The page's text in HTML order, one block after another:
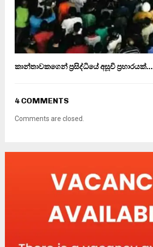
කාන්තාවකගෙන් ප‍්‍රසිද්ධියේ අසූචි ප‍්‍රහාරයක්…
4 COMMENTS
Comments are closed.